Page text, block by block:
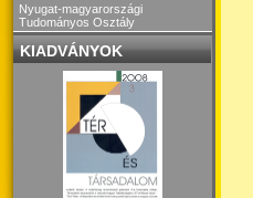
Nyugat-magyarországi
Tudományos Osztály
KIADVÁNYOK